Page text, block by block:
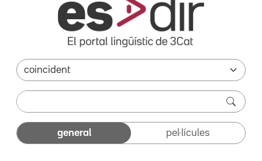
general pel·lícules